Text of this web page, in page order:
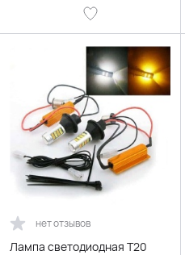
нет отзывов
Лампа светодиодная T20